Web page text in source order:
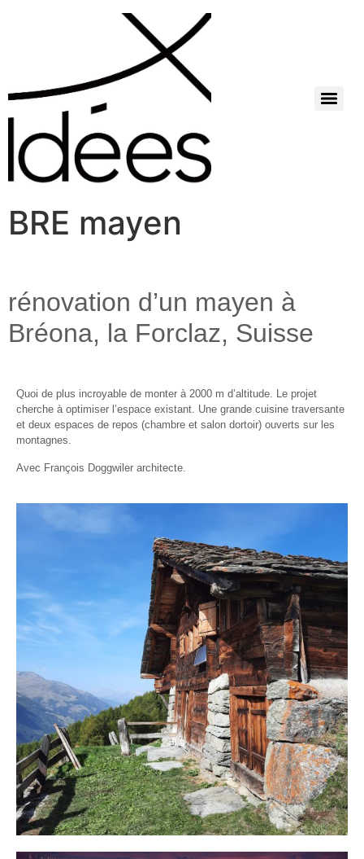
BRE mayen
rénovation d’un mayen à
Bréona, la Forclaz, Suisse
Quoi de plus incroyable de monter à 2000 m d’altitude. Le projet
cherche à optimiser l’espace existant. Une grande cuisine traversante
et deux espaces de repos (chambre et salon dortoir) ouverts sur les
montagnes.
Avec François Doggwiler architecte.